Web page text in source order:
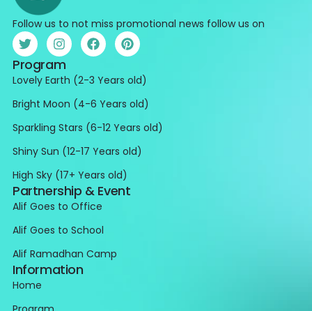
Follow us to not miss promotional news follow us on
Program
Lovely Earth (2-3 Years old)
Bright Moon (4-6 Years old)
Sparkling Stars (6-12 Years old)
Shiny Sun (12-17 Years old)
High Sky (17+ Years old)
Partnership & Event
Alif Goes to Office
Alif Goes to School
Alif Ramadhan Camp
Information
Home